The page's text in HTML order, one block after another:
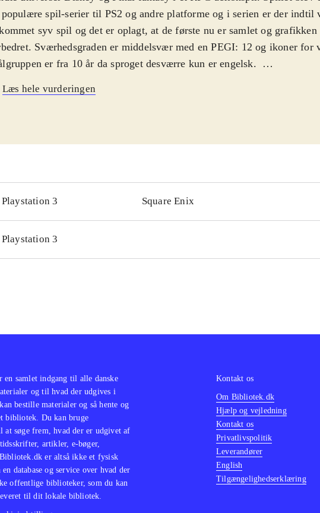
populære spil-serier til PS2 og andre platforme og i serien er der indtil
syv spil og det er oplagt, at de første nu er samlet og grafikken
Sværhedsgraden er middelsvær med en PEGI: 12 og ikoner for
er fra 10 år da sproget desværre kun er engelsk.
verdner inspireret af kendte Disney historier. Pakken indeholder
The gathering, hvor du kæmper med kort imod modstandere og
er ikke spilbart men består kun af mellemsekvenserne fra spillet.
kameraføringen, grafikken og selve spillet er forbedret og med
og Østen men ellers har Sony efterhånden genudgivet flere af de
Læs hele vurderingen
Playstation 3 Square Enix
Playstation 3
samlet indgang til alle danske
og til hvad der udgives i
bestille materialer og så hente og
bibliotek. Du kan bruge
søge frem, hvad der er udgivet af
artikler, e-bøger,
er altså ikke et fysisk
database og service over hvad der
offentlige biblioteker, som du kan
til dit lokale bibliotek.
Kontakt os
Om Bibliotek.dk
Hjælp og vejledning
Kontakt os
Privatlivspolitik
Leverandører
English
Tilgængelighedserklæring